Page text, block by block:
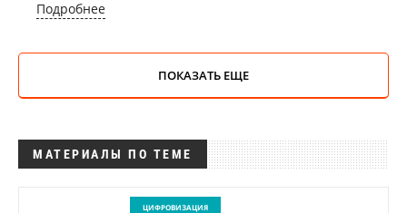
Подробнее
ПОКАЗАТЬ ЕЩЕ
МАТЕРИАЛЫ ПО ТЕМЕ
ЦИФРОВИЗАЦИЯ